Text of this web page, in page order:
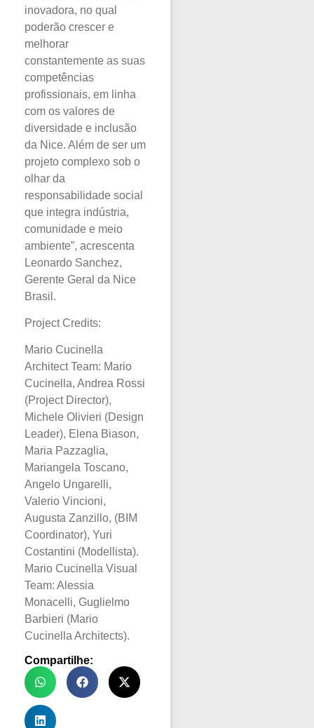
inovadora, no qual
poderão crescer e
melhorar
constantemente as suas
competências
profissionais, em linha
com os valores de
diversidade e inclusão
da Nice. Além de ser um
projeto complexo sob o
olhar da
responsabilidade social
que integra indústria,
comunidade e meio
ambiente”, acrescenta
Leonardo Sanchez,
Gerente Geral da Nice
Brasil.
Project Credits:
Mario Cucinella
Architect Team: Mario
Cucinella, Andrea Rossi
(Project Director),
Michele Olivieri (Design
Leader), Elena Biason,
Maria Pazzaglia,
Mariangela Toscano,
Angelo Ungarelli,
Valerio Vincioni,
Augusta Zanzillo, (BIM
Coordinator), Yuri
Costantini (Modellista).
Mario Cucinella Visual
Team: Alessia
Monacelli, Guglielmo
Barbieri (Mario
Cucinella Architects).
Compartilhe: